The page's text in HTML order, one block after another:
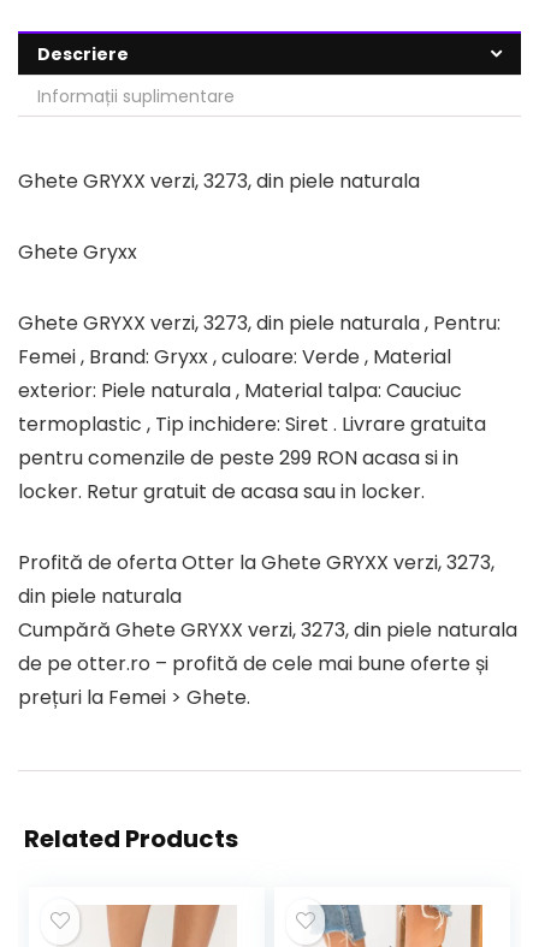
Descriere
Informații suplimentare
Ghete GRYXX verzi, 3273, din piele naturala
Ghete Gryxx
Ghete GRYXX verzi, 3273, din piele naturala , Pentru:
Femei , Brand: Gryxx , culoare: Verde , Material
exterior: Piele naturala , Material talpa: Cauciuc
termoplastic , Tip inchidere: Siret . Livrare gratuita
pentru comenzile de peste 299 RON acasa si in
locker. Retur gratuit de acasa sau in locker.
Profită de oferta Otter la Ghete GRYXX verzi, 3273,
din piele naturala
Cumpără Ghete GRYXX verzi, 3273, din piele naturala
de pe otter.ro – profită de cele mai bune oferte și
prețuri la Femei > Ghete.
Related Products